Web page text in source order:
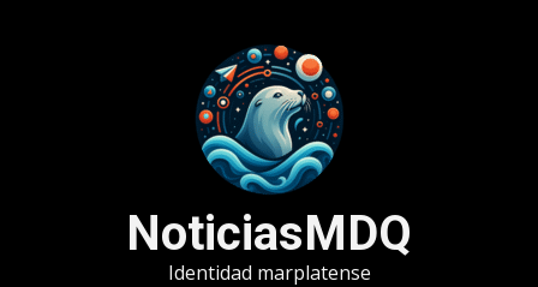
NoticiasMDQ
Identidad marplatense